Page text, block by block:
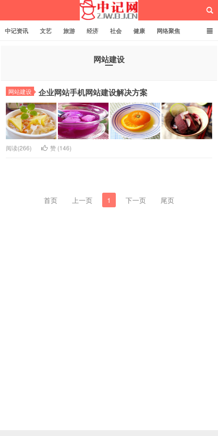
中记资讯 文艺 旅游 经济 社会 健康 网络聚焦
网站建设
网站建设 企业网站手机网站建设解决方案
阅读(266) 赞 (146)
首页 上一页 1 下一页 尾页